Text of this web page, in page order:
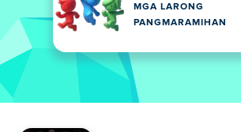
MGA LARONG
PANGMARAMIHAN